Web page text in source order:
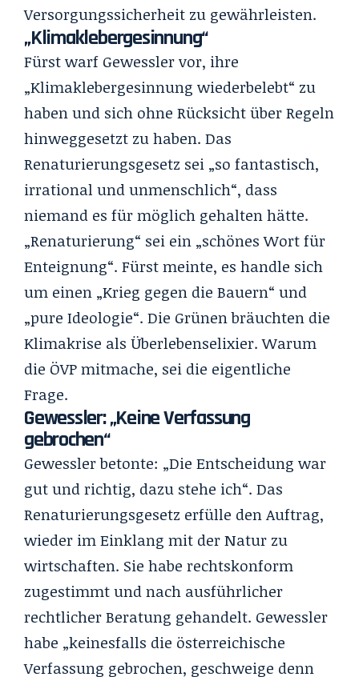
Versorgungssicherheit zu gewährleisten.
„Klimaklebergesinnung“
Fürst warf Gewessler vor, ihre
„Klimaklebergesinnung wiederbelebt“ zu
haben und sich ohne Rücksicht über Regeln
hinweggesetzt zu haben. Das
Renaturierungsgesetz sei „so fantastisch,
irrational und unmenschlich“, dass
niemand es für möglich gehalten hätte.
„Renaturierung“ sei ein „schönes Wort für
Enteignung“. Fürst meinte, es handle sich
um einen „Krieg gegen die Bauern“ und
„pure Ideologie“. Die Grünen bräuchten die
Klimakrise als Überlebenselixier. Warum
die ÖVP mitmache, sei die eigentliche
Frage.
Gewessler: „Keine Verfassung
gebrochen“
Gewessler betonte: „Die Entscheidung war
gut und richtig, dazu stehe ich“. Das
Renaturierungsgesetz erfülle den Auftrag,
wieder im Einklang mit der Natur zu
wirtschaften. Sie habe rechtskonform
zugestimmt und nach ausführlicher
rechtlicher Beratung gehandelt. Gewessler
habe „keinesfalls die österreichische
Verfassung gebrochen, geschweige denn